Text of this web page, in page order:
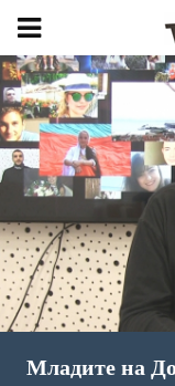
Младите на